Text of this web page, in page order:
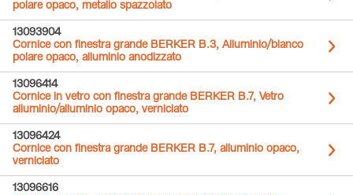
polare opaco, metallo spazzolato
13093904
Cornice con finestra grande BERKER B.3, Alluminio/bianco
polare opaco, alluminio anodizzato
13096414
Cornice in vetro con finestra grande BERKER B.7, Vetro
alluminio/alluminio opaco, verniciato
13096424
Cornice con finestra grande BERKER B.7, alluminio opaco,
verniciato
13096616